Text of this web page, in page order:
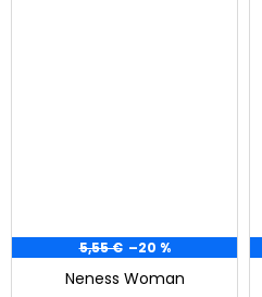
5,55 € –20 %
Neness Woman